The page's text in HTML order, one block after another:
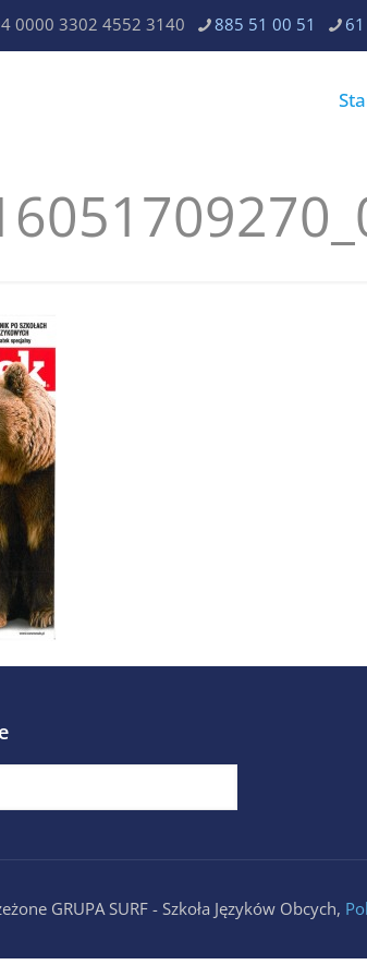
0000 3302 4552 3140 885 51 00 51
GRUPA SURF - Szkoła Języków Obcych,